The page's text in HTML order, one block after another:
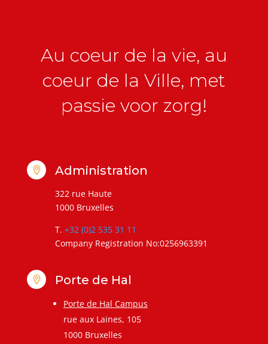
Au coeur de la vie, au
coeur de la Ville, met
passie voor zorg!
 Administration
322 rue Haute
1000 Bruxelles
T. +32 (0)2 535 31 11
Company Registration No:0256963391
 Porte de Hal
Porte de Hal Campus
rue aux Laines, 105
1000 Bruxelles